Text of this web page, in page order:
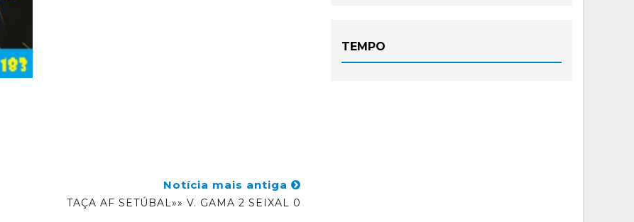
Notícia mais antiga
TAÇA AF SETÚBAL»» V. GAMA 2 SEIXAL 0
TEMPO